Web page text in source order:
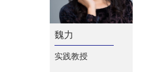
魏力
实践教授